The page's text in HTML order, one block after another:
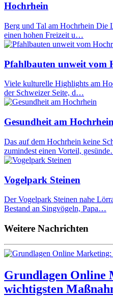
Hochrhein
Berg und Tal am Hochrhein Die
einen hohen Freizeit u…
Pfahlbauten unweit vom
Viele kulturelle Highlights am
der Schweizer Seite, d…
Gesundheit am Hochrhein
Das auf dem Hochrhein keine
zumindest einen Vorteil,
Vogelpark Steinen
Der Vogelpark Steinen nahe
Bestand an Singvögeln, Papa…
Weitere Nachrichten
Grundlagen Online
wichtigsten